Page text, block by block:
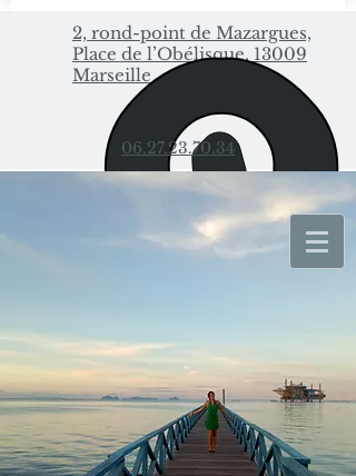
2, rond-point de Mazargues,
Place de l’Obélisque, 13009
Marseille
06.27.23.70.34